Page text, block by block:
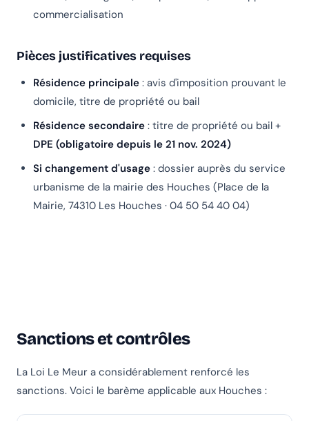
commercialisation
Pièces justificatives requises
Résidence principale : avis d'imposition prouvant le
domicile, titre de propriété ou bail
Résidence secondaire : titre de propriété ou bail +
DPE (obligatoire depuis le 21 nov. 2024)
Si changement d'usage : dossier auprès du service
urbanisme de la mairie des Houches (Place de la
Mairie, 74310 Les Houches · 04 50 54 40 04)
Sanctions et contrôles
La Loi Le Meur a considérablement renforcé les
sanctions. Voici le barème applicable aux Houches :